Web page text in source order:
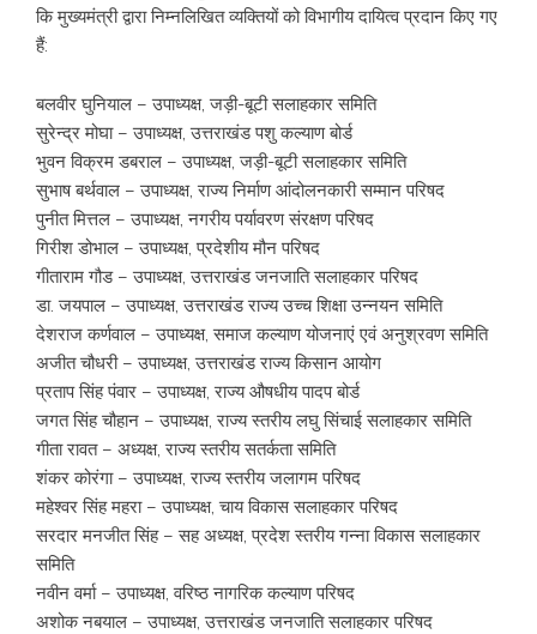
कि मुख्यमंत्री द्वारा निम्नलिखित व्यक्तियों को विभागीय दायित्व प्रदान किए गए
हैं:
बलवीर घुनियाल – उपाध्यक्ष, जड़ी-बूटी सलाहकार समिति
सुरेन्द्र मोघा – उपाध्यक्ष, उत्तराखंड पशु कल्याण बोर्ड
भुवन विक्रम डबराल – उपाध्यक्ष, जड़ी-बूटी सलाहकार समिति
सुभाष बर्थवाल – उपाध्यक्ष, राज्य निर्माण आंदोलनकारी सम्मान परिषद
पुनीत मित्तल – उपाध्यक्ष, नगरीय पर्यावरण संरक्षण परिषद
गिरीश डोभाल – उपाध्यक्ष, प्रदेशीय मौन परिषद
गीताराम गौड – उपाध्यक्ष, उत्तराखंड जनजाति सलाहकार परिषद
डा. जयपाल – उपाध्यक्ष, उत्तराखंड राज्य उच्च शिक्षा उन्नयन समिति
देशराज कर्णवाल – उपाध्यक्ष, समाज कल्याण योजनाएं एवं अनुश्रवण समिति
अजीत चौधरी – उपाध्यक्ष, उत्तराखंड राज्य किसान आयोग
प्रताप सिंह पंवार – उपाध्यक्ष, राज्य औषधीय पादप बोर्ड
जगत सिंह चौहान – उपाध्यक्ष, राज्य स्तरीय लघु सिंचाई सलाहकार समिति
गीता रावत – अध्यक्ष, राज्य स्तरीय सतर्कता समिति
शंकर कोरंगा – उपाध्यक्ष, राज्य स्तरीय जलागम परिषद
महेश्वर सिंह महरा – उपाध्यक्ष, चाय विकास सलाहकार परिषद
सरदार मनजीत सिंह – सह अध्यक्ष, प्रदेश स्तरीय गन्ना विकास सलाहकार
समिति
नवीन वर्मा – उपाध्यक्ष, वरिष्ठ नागरिक कल्याण परिषद
अशोक नबयाल – उपाध्यक्ष, उत्तराखंड जनजाति सलाहकार परिषद